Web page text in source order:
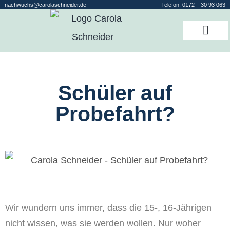
nachwuchs@carolaschneider.de Telefon:0172 – 30 93 063
Schüler auf
Probefahrt?
Wir wundern uns immer, dass die 15-, 16-Jährigen
nicht wissen, was sie werden wollen. Nur woher